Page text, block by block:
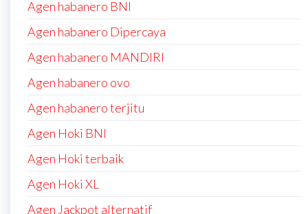
Agen habanero BNI
Agen habanero Dipercaya
Agen habanero MANDIRI
Agen habanero ovo
Agen habanero terjitu
Agen Hoki BNI
Agen Hoki terbaik
Agen Hoki XL
Agen Jackpot alternatif